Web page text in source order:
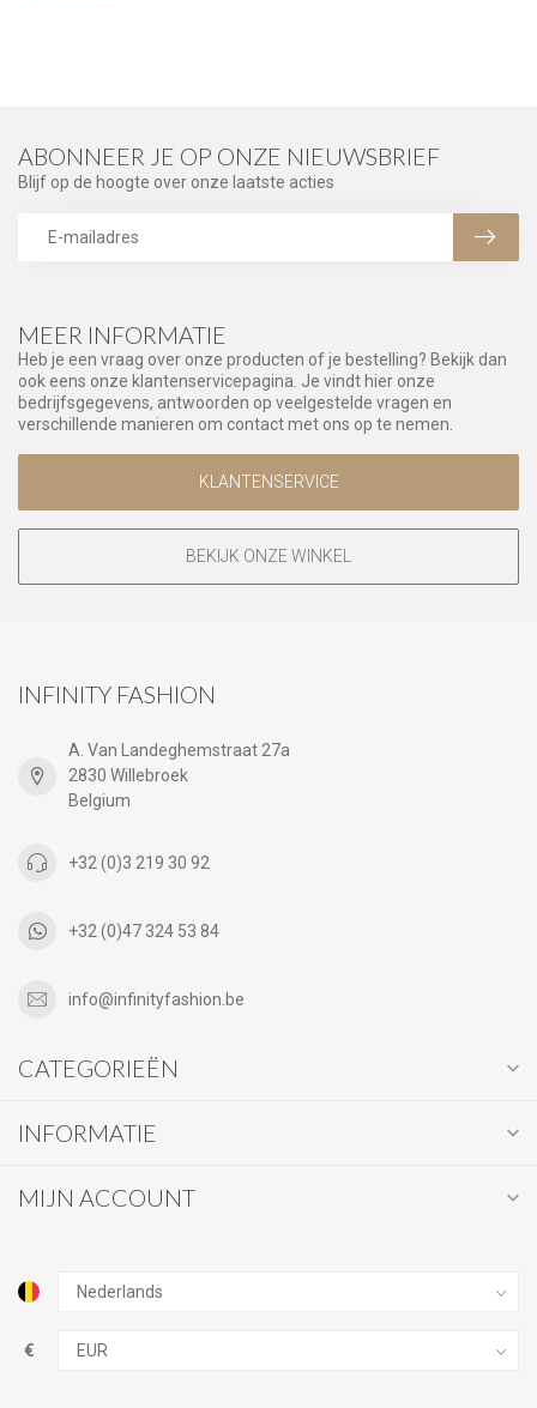
MEER INFORMATIE
Heb je een vraag over onze producten of je bestelling? Bekijk dan
ook eens onze klantenservicepagina. Je vindt hier onze
bedrijfsgegevens, antwoorden op veelgestelde vragen en
verschillende manieren om contact met ons op te nemen.
KLANTENSERVICE
BEKIJK ONZE WINKEL
ABONNEER JE OP ONZE NIEUWSBRIEF
Blijf op de hoogte over onze laatste acties
INFINITY FASHION
A. Van Landeghemstraat 27a
2830 Willebroek
Belgium
+32 (0)3 219 30 92
+32 (0)47 324 53 84
info@infinityfashion.be
CATEGORIEËN
INFORMATIE
MIJN ACCOUNT
€